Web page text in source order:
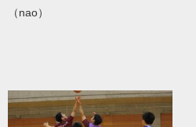
（ nao）